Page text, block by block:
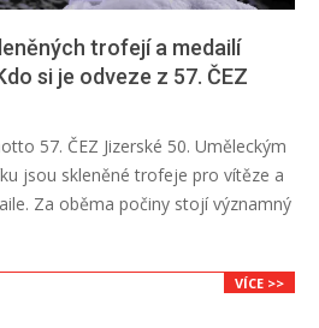
trofejí a medailí
si je odveze z 57. ČEZ
57. ČEZ Jizerské 50. Uměleckým
jsou skleněné trofeje pro vítěze a
Za oběma počiny stojí významný
VÍCE >>